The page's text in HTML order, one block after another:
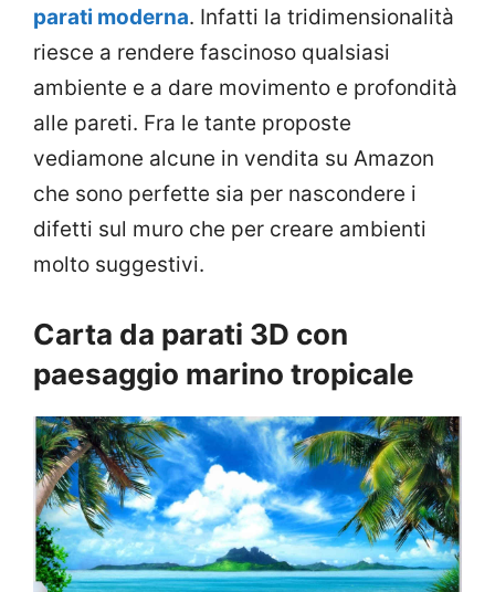
parati moderna. Infatti la tridimensionalità
riesce a rendere fascinoso qualsiasi
ambiente e a dare movimento e profondità
alle pareti. Fra le tante proposte
vediamone alcune in vendita su Amazon
che sono perfette sia per nascondere i
difetti sul muro che per creare ambienti
molto suggestivi.
Carta da parati 3D con
paesaggio marino tropicale